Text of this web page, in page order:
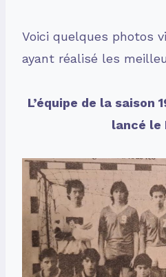
Voici quelques photos
ayant réalisé les
L’équipe de la saison
lancé le